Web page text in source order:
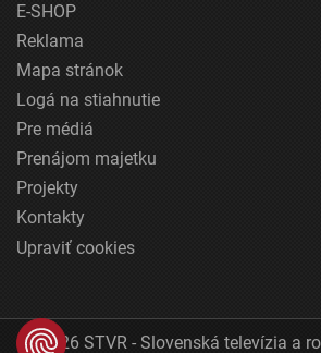
E-SHOP
Reklama
Mapa stránok
Logá na stiahnutie
Pre médiá
Prenájom majetku
Projekty
Kontakty
Upraviť cookies
© 2026 STVR - Slovenská televízia a